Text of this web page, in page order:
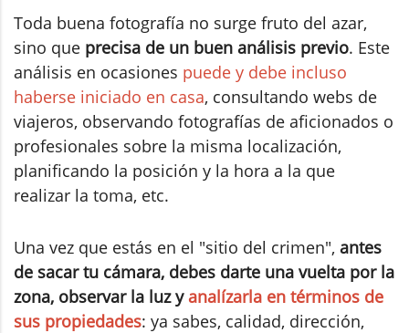
Toda buena fotografía no surge fruto del azar,
sino que precisa de un buen análisis previo. Este
análisis en ocasiones puede y debe incluso
haberse iniciado en casa, consultando webs de
viajeros, observando fotografías de aficionados o
profesionales sobre la misma localización,
planificando la posición y la hora a la que
realizar la toma, etc.
Una vez que estás en el "sitio del crimen", antes
de sacar tu cámara, debes darte una vuelta por la
zona, observar la luz yanalízarla en términos de
sus propiedades: ya sabes, calidad, dirección,